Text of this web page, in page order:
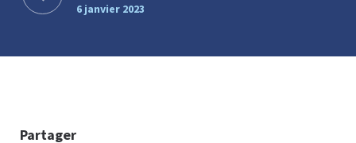
6 janvier 2023
Partager